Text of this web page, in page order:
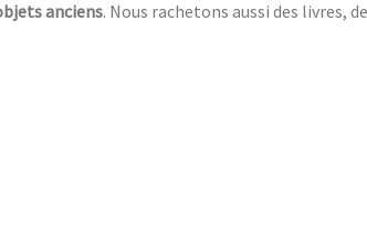
anciens. Nous rachetons aussi des livres,